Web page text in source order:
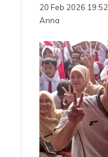
20 Feb 2026 19:52
Anna